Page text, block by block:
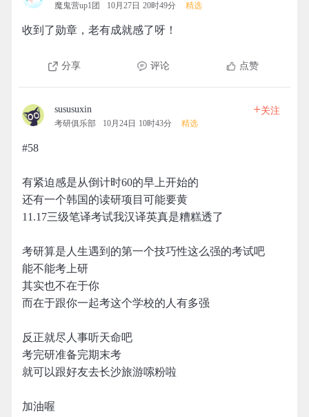
魔鬼营up1团 10月27日 20时49分 精选
收到了勋章，老有成就感了呀！
分享 评论 点赞
sususuxin
考研俱乐部 10月24日 10时43分 精选
+关注
#58
有紧迫感是从倒计时60的早上开始的
还有一个韩国的读研项目可能要黄
11.17三级笔译考试我汉译英真是糟糕透了
考研算是人生遇到的第一个技巧性这么强的考试吧
能不能考上研
其实也不在于你
而在于跟你一起考这个学校的人有多强
反正就尽人事听天命吧
考完研准备完期末考
就可以跟好友去长沙旅游嗦粉啦
加油喔